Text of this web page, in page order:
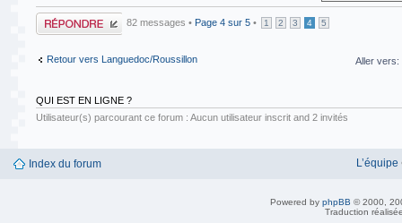
Publier une
réponse
82 messages • Page 4 sur 5 • 1 2 3 4 5
Retour vers Languedoc/Roussillon Aller vers:
QUI EST EN LIGNE ?
Utilisateur(s) parcourant ce forum : Aucun utilisateur inscrit and 2 invités
Index du forum L’équipe
Powered by phpBB © 2000,
Traduction